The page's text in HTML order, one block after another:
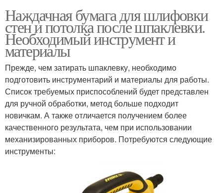
Наждачная бумага для шлифовки
стен и потолка после шпаклевки.
Необходимый инструмент и
материалы
Прежде, чем затирать шпаклевку, необходимо
подготовить инструментарий и материалы для работы.
Список требуемых приспособлений будет представлен
для ручной обработки, метод больше подходит
новичкам. А также отличается получением более
качественного результата, чем при использовании
механизированных приборов. Потребуются следующие
инструменты: